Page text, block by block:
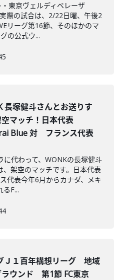
東京ヴェルディベレーザ
際の試合は、2/22日曜、午後2
リーグ第16節、そのほかのマ
の公式ウ...
長塚健斗さんとお送りす
マッチ！日本代表
Blue 対 フランス代表
に代わって、WONKの長塚健斗
、架空のマッチです。日本代表
表今年6月からカナダ、メキ
るF...
Ｊ１百年構想リーグ 地域
ラウンド 第1節 FC東京